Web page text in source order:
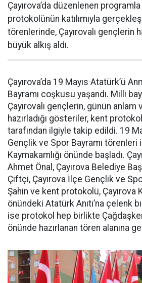
Çayırova’da düzenlenen
protokolünün katılımıyla
törenlerinde, Çayırovalı gençlerin
büyük alkış aldı.
Çayırova’da 19 Mayıs Atatürk’ü
Bayramı coşkusu yaşandı. Milli
Çayırovalı gençlerin, günün anlam
hazırladığı gösteriler, kent
tarafından ilgiyle takip edildi. 19
Gençlik ve Spor Bayramı törenleri
Kaymakamlığı önünde başladı.
Ahmet Önal, Çayırova Belediye
Çiftçi, Çayırova İlçe Gençlik ve
Şahin ve kent protokolü, Çayırova
önündeki Atatürk Anıtı’na çelenk
ise protokol hep birlikte
önünde hazırlanan tören alanına